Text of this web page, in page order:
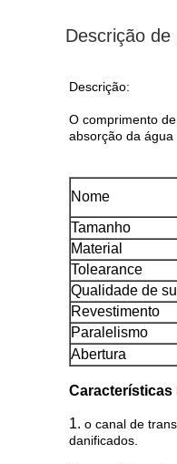
Descrição de
Descrição:
O comprimento
absorção da
Nome
Tamanho
Material
Tolearance
Qualidade de
Revestimento
Paralelismo
Abertura
Características
1. o canal de
danificados.